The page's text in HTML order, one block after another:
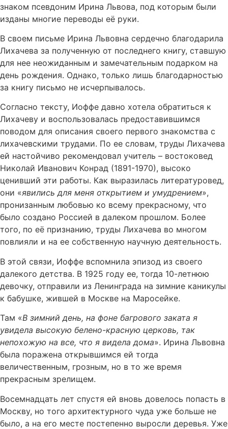
знаком псевдоним Ирина Львова, под которым были
изданы многие переводы её руки.
В своем письме Ирина Львовна сердечно благодарила
Лихачева за полученную от последнего книгу, ставшую
для нее неожиданным и замечательным подарком на
день рождения. Однако, только лишь благодарностью
за книгу письмо не исчерпывалось.
Согласно тексту, Иоффе давно хотела обратиться к
Лихачеву и воспользовалась предоставившимся
поводом для описания своего первого знакомства с
лихачевскими трудами. По ее словам, труды Лихачева
ей настойчиво рекомендовал учитель – востоковед
Николай Иванович Конрад (1891-1970), высоко
ценивший эти работы. Как выразилась литературовед,
они «явились для меня открытием и умудрением»,
пронизанным любовью ко всему прекрасному, что
было создано Россией в далеком прошлом. Более
того, по её признанию, труды Лихачева во многом
повлияли и на ее собственную научную деятельность.
В этой связи, Иоффе вспомнила эпизод из своего
далекого детства. В 1925 году ее, тогда 10-летнюю
девочку, отправили из Ленинграда на зимние каникулы
к бабушке, жившей в Москве на Маросейке.
Там «В зимний день, на фоне багрового заката я
увидела высокую белено-красную церковь, так
непохожую на все, что я видела дома». Ирина Львовна
была поражена открывшимся ей тогда
величественным, грозным, но в то же время
прекрасным зрелищем.
Восемнадцать лет спустя ей вновь довелось попасть в
Москву, но того архитектурного чуда уже больше не
было, а на его месте постепенно выросли деревья. Уже